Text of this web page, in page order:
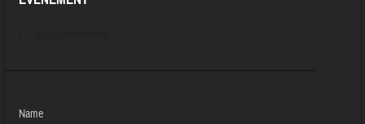
Name